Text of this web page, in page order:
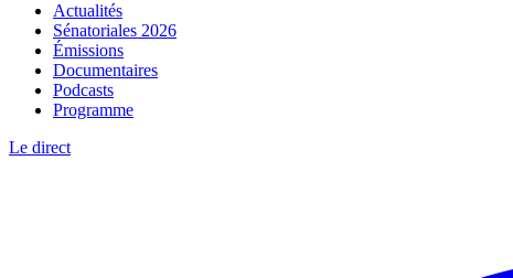
Actualités
Sénatoriales 2026
Émissions
Documentaires
Podcasts
Programme
Le direct